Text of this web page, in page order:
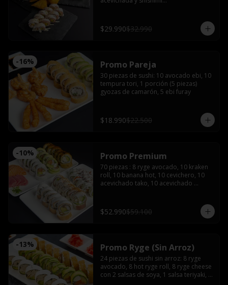
salmón con salsa acevichada.
Acevichado tako: Pulpo furay, palta
$29.990$32.990
-16% Promo Pareja
30 piezas de sushi: 10 avocado ebi, 10
tempura tori, 1 porción (5 piezas)
gyozas de camarón, 5 ebi furay
$18.990$22.500
-10% Promo Premium
70 piezas : 8 ryge avocado, 10 kraken
roll, 10 banana hot, 10 cevichero, 10
acevichado tako, 10 acevichado
de soya, 3 salsas teriyaki 5 palitos, 2
wasabi y 2 jengibre
$52.990$59.100
-13% Promo Ryge (Sin Arroz)
24 piezas de sushi sin arroz: 8 ryge
avocado, 8 hot ryge roll, 8 ryge cheese
con 2 salsas de soya, 1 salsa teriyaki, 2